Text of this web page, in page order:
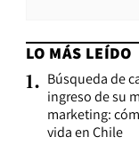
LO MÁS LEÍDO
1. Búsqueda de
ingreso de su
marketing:
vida en Chile